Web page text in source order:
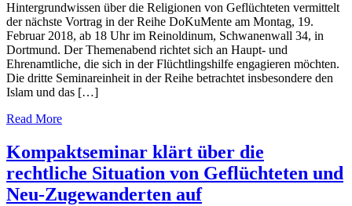
Hintergrundwissen über die Religionen von Geflüchteten vermittelt
der nächste Vortrag in der Reihe DoKuMente am Montag, 19.
Februar 2018, ab 18 Uhr im Reinoldinum, Schwanenwall 34, in
Dortmund. Der Themenabend richtet sich an Haupt- und
Ehrenamtliche, die sich in der Flüchtlingshilfe engagieren möchten.
Die dritte Seminareinheit in der Reihe betrachtet insbesondere den
Islam und das […]
Read More
Kompaktseminar klärt über die
rechtliche Situation von Geflüchteten und
Neu-Zugewanderten auf